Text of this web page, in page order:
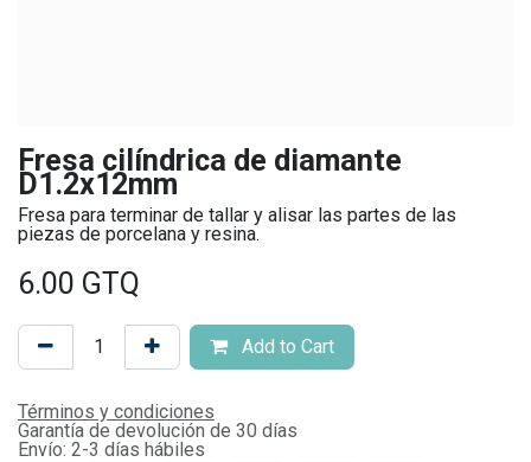
Fresa cilíndrica de diamante
D1.2x12mm
Fresa para terminar de tallar y alisar las partes de las
piezas de porcelana y resina.
6.00 GTQ
Add to Cart
Términos y condiciones
Garantía de devolución de 30 días
Envío: 2-3 días hábiles